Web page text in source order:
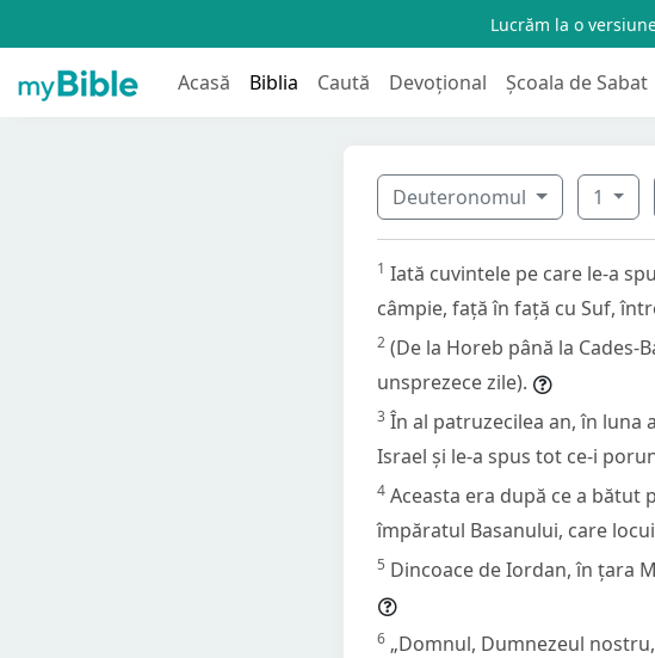
Lucrăm la o
Acasă Biblia Caută Devoțional Școala de Sabat
Deuteronomul 1
1 Iată cuvintele pe care le-a
câmpie, față în față cu Suf,
2 (De la Horeb până la Cades-
unsprezece zile).
3 În al patruzecilea an, în luna
Israel și le-a spus tot ce-i
4 Aceasta era după ce a bătut
împăratul Basanului, care
5 Dincoace de Iordan, în țara
6 „Domnul, Dumnezeul